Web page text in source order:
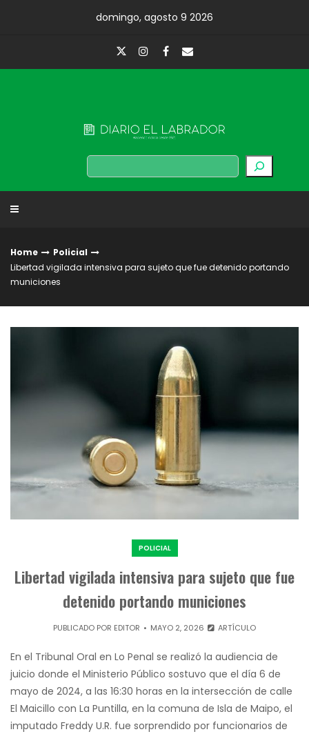
domingo, agosto 9 2026
Buscar
Home
Policial
Libertad vigilada intensiva para sujeto que fue detenido portando
municiones
POLICIAL
Libertad vigilada intensiva para sujeto que fue
detenido portando municiones
PUBLICADO POR EDITOR MAYO 2, 2026 ARTÍCULO
En el Tribunal Oral en Lo Penal se realizó la audiencia de
juicio donde el Ministerio Público sostuvo que el día 6 de
mayo de 2024, a las 16:30 horas en la intersección de calle
El Maicillo con La Puntilla, en la comuna de Isla de Maipo, el
imputado Freddy U.R. fue sorprendido por funcionarios de